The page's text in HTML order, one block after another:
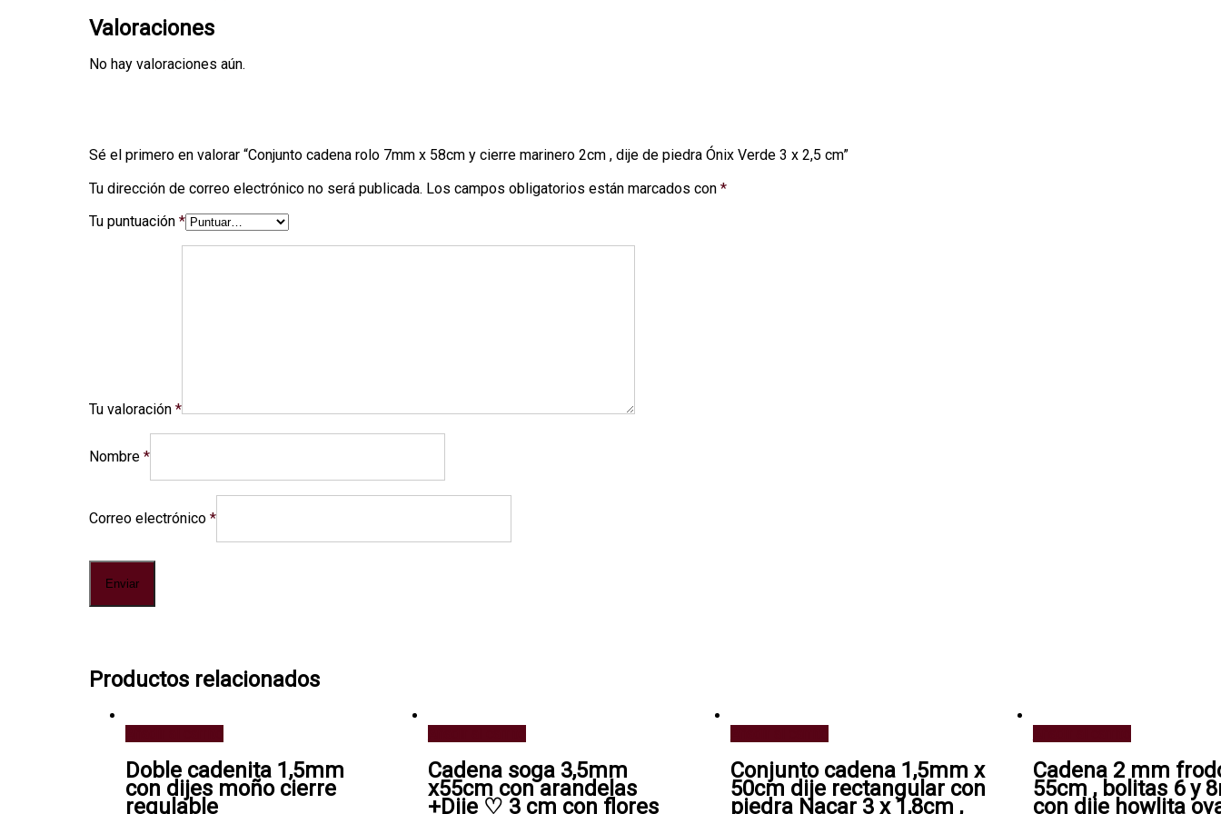
Verde
x
Valoraciones
No hay valoraciones aún.
Sé el primero en valorar “Conjunto cadena rolo 7mm x 58cm y cierre marinero 2cm , dije de piedra Ónix Verde 3 x 2,5 cm”
Tu dirección de correo electrónico no será publicada. Los campos obligatorios están marcados con *
Tu puntuación *
Tu valoración *
Nombre *
Correo electrónico *
Productos relacionados
Doble cadenita 1,5mm
con dijes moño cierre
regulable
Cadena soga 3,5mm
x55cm con arandelas
+Dije ♡ 3 cm con flores
Conjunto cadena 1,5mm x
50cm dije rectangular con
piedra Nacar 3 x 1,8cm ,
Cadena 2 mm
55cm , bolitas 6 y
con dije howlita